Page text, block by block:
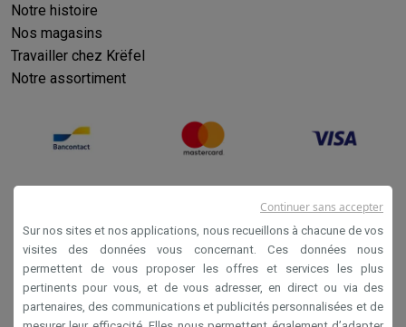
Notre histoire
Nos magasins
Travailler chez Krëfel
Notre assortiment
Conditions générales de vente
Privacy
Sur nos sites et nos applications, nous recueillons à chacune de vos
visites des données vous concernant. Ces données nous
permettent de vous proposer les offres et services les plus
pertinents pour vous, et de vous adresser, en direct ou via des
partenaires, des communications et publicités personnalisées et de
Continuer sans accepter